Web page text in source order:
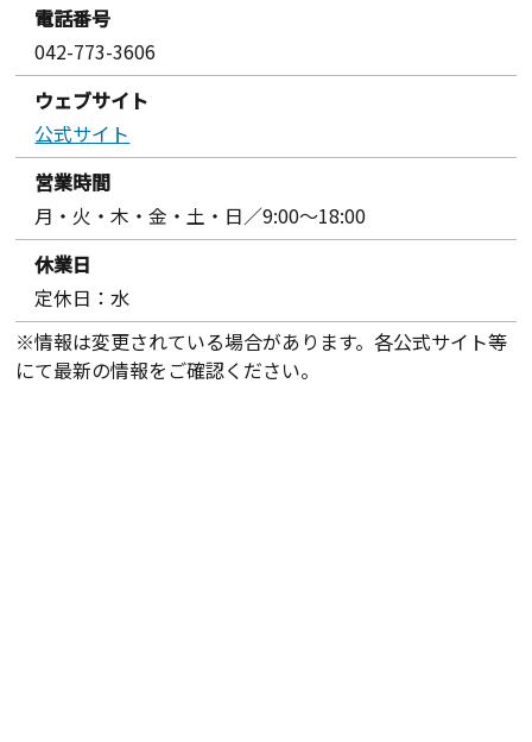
電話番号
042-773-3606
ウェブサイト
公式サイト
営業時間
月・火・木・金・土・日／9:00〜18:00
休業日
定休日：水
※情報は変更されている場合があります。各公式サイト等
にて最新の情報をご確認ください。